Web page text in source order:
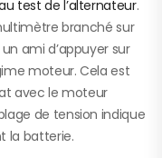
test de l’alternateur.
branché sur
ami d’appuyer sur
moteur. Cela est
avec le moteur
de tension indique
la batterie.